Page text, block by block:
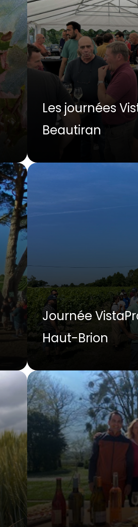
Les journées
Beautiran
Journée
Haut-Brion